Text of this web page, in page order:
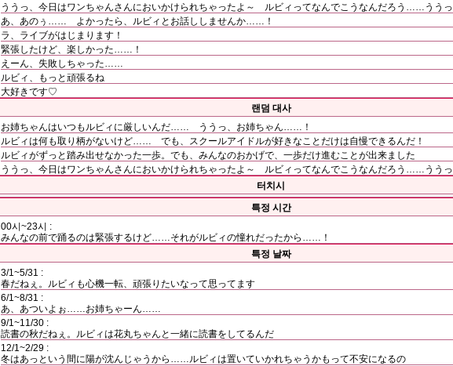
ううっ、今日はワンちゃんさんにおいかけられちゃったよ～ ルビィってなんでこうなんだろう……ううっ
あ、あのぅ…… よかったら、ルビィとお話ししませんか……！
ラ、ライブがはじまります！
緊張したけど、楽しかった……！
えーん、失敗しちゃった……
ルビィ、もっと頑張るね
大好きです♡
랜덤 대사
お姉ちゃんはいつもルビィに厳しいんだ…… ううっ、お姉ちゃん……！
ルビィは何も取り柄がないけど…… でも、スクールアイドルが好きなことだけは自慢できるんだ！
ルビィがずっと踏み出せなかった一歩。でも、みんなのおかげで、一歩だけ進むことが出来ました
ううっ、今日はワンちゃんさんにおいかけられちゃったよ～ ルビィってなんでこうなんだろう……ううっ
터치시
특정 시간
00시~23시 :
みんなの前で踊るのは緊張するけど……それがルビィの憧れだったから……！
특정 날짜
3/1~5/31 :
春だねぇ。ルビィも心機一転、頑張りたいなって思ってます
6/1~8/31 :
あ、あついよぉ……お姉ちゃーん……
9/1~11/30 :
読書の秋だねぇ。ルビィは花丸ちゃんと一緒に読書をしてるんだ
12/1~2/29 :
冬はあっという間に陽が沈んじゃうから……ルビィは置いていかれちゃうかもって不安になるの